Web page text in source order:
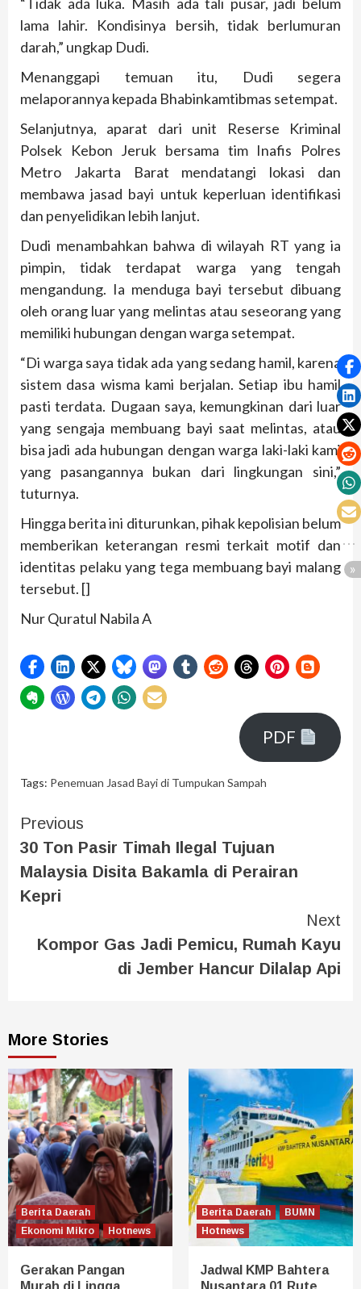
lama lahir. Kondisinya bersih, tidak berlumuran
darah,” ungkap Dudi.
Menanggapi temuan itu, Dudi segera
melaporannya kepada Bhabinkamtibmas setempat.
Selanjutnya, aparat dari unit Reserse Kriminal
Polsek Kebon Jeruk bersama tim Inafis Polres
Metro Jakarta Barat mendatangi lokasi dan
membawa jasad bayi untuk keperluan identifikasi
dan penyelidikan lebih lanjut.
Dudi menambahkan bahwa di wilayah RT yang ia
pimpin, tidak terdapat warga yang tengah
mengandung. Ia menduga bayi tersebut dibuang
oleh orang luar yang melintas atau seseorang yang
memiliki hubungan dengan warga setempat.
“Di warga saya tidak ada yang sedang hamil, karena
sistem dasa wisma kami berjalan. Setiap ibu hamil
pasti terdata. Dugaan saya, kemungkinan dari luar
yang sengaja membuang bayi saat melintas, atau
bisa jadi ada hubungan dengan warga laki-laki kami
yang pasangannya bukan dari lingkungan sini,”
tuturnya.
Hingga berita ini diturunkan, pihak kepolisian belum
memberikan keterangan resmi terkait motif dan
identitas pelaku yang tega membuang bayi malang
tersebut. []
Nur Quratul Nabila A
PDF
Tags: Penemuan Jasad Bayi di Tumpukan Sampah
Previous
30 Ton Pasir Timah Ilegal Tujuan
Malaysia Disita Bakamla di Perairan
Kepri
Next
Kompor Gas Jadi Pemicu, Rumah Kayu
di Jember Hancur Dilalap Api
More Stories
Berita Daerah
Ekonomi Mikro
Hotnews
Gerakan Pangan
Murah di Lingga
Berita Daerah
BUMN
Hotnews
Jadwal KMP Bahtera
Nusantara 01 Rute